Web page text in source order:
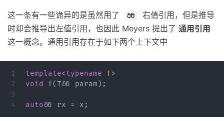
这一条有一些诡异的是虽然用了 &&
右值引用，但是推导
时却会推导出左值引用，也因此 Meyers 提出了 通用引用
这一概念。通用引用存在于如下两个上下文中
1
2
3
template<typename T>
void
f(T&& param );
auto&& rx = x ;